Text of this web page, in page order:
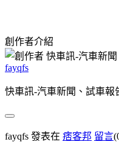
創作者介紹
fayqfs
快車訊-汽車新聞、試車
fayqfs 發表在 痞客邦 留言